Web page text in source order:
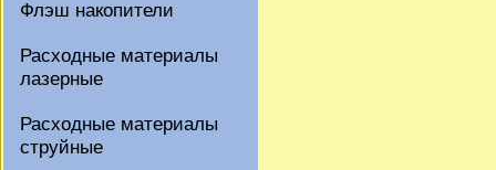
Флэш накопители
Расходные материалы
лазерные
Расходные материалы
струйные